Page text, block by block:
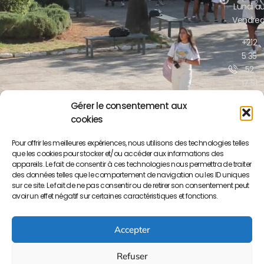
Gérer le consentement aux
cookies
Pour offrir les meilleures expériences, nous utilisons des technologies telles
que les cookies pour stocker et/ou accéder aux informations des
appareils. Le fait de consentir à ces technologies nous permettra de traiter
des données telles que le comportement de navigation ou les ID uniques
sur ce site. Le fait de ne pas consentir ou de retirer son consentement peut
avoir un effet négatif sur certaines caractéristiques et fonctions.
Accepter
Refuser
Lundi
+212
5 35
52
17 51
Moulay
Youssef
Meknès